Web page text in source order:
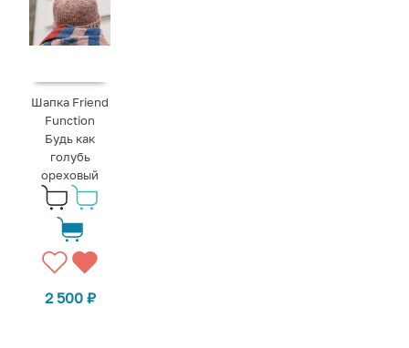
Шапка Friend
Function
Будь как
голубь
ореховый
2 500 ₽